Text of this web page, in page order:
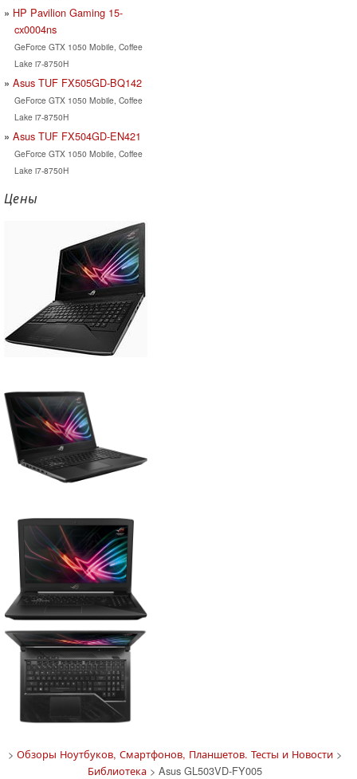
HP Pavilion Gaming 15-
cx0004ns
GeForce GTX 1050 Mobile, Coffee
Lake i7-8750H
Asus TUF FX505GD-BQ142
GeForce GTX 1050 Mobile, Coffee
Lake i7-8750H
Asus TUF FX504GD-EN421
GeForce GTX 1050 Mobile, Coffee
Lake i7-8750H
Цены
> Обзоры Ноутбуков, Смартфонов, Планшетов. Тесты и Новости>
Библиотека> Asus GL503VD-FY005